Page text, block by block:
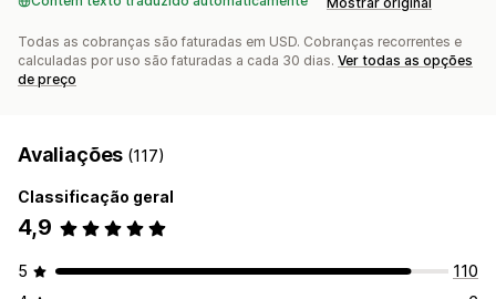
Todas as cobranças são faturadas em USD. Cobranças recorrentes e
calculadas por uso são faturadas a cada 30 dias. Ver todas as opções
de preço
Avaliações (117)
Classificação geral
4,9
5
110